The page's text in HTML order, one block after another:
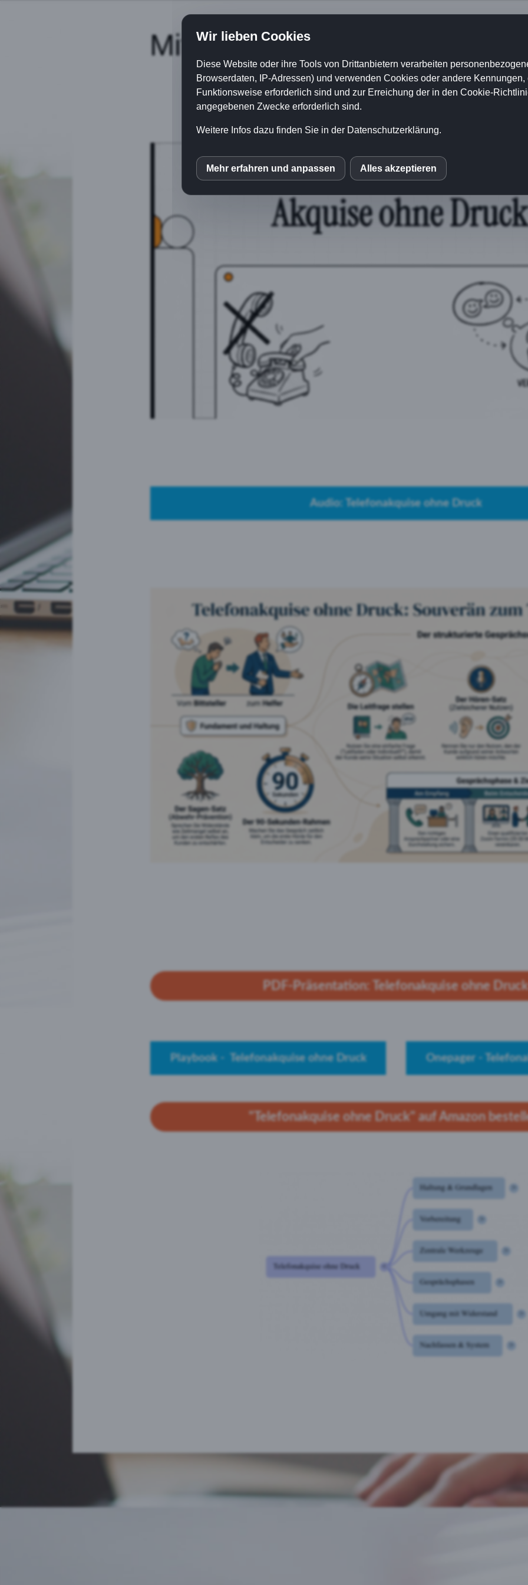
Mit deiner Stimme richtig
Hier findest du weitere
Audio: Telefonakquise ohne Druck
PDF-Präsentation: Telefonakquise ohne
Playbook - Telefonakquise ohne Druck Onepager -
"Telefonakquise ohne Druck" auf Amazon
Wir lieben Cookies
Diese Website oder ihre Tools von Drittanbietern verarbeiten
Browserdaten, IP-Adressen) und verwenden Cookies oder andere Kennungen,
Funktionsweise erforderlich sind und zur Erreichung der in den Cookie-
angegebenen Zwecke erforderlich sind.
Weitere Infos dazu finden Sie in der Datenschutzerklärung.
inCMS
Google Fonts
Mehr erfahren und anpassen Alles akzeptieren